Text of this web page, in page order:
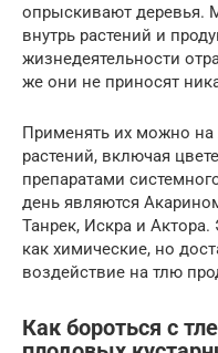
опрыскивают деревья.
внутрь растений и
жизнедеятельности
же они не приносят
Применять их можно на
растений, включая
препаратами
день являются
Танрек, Искра и
как химические, но
воздействие на тлю
Как бороться с